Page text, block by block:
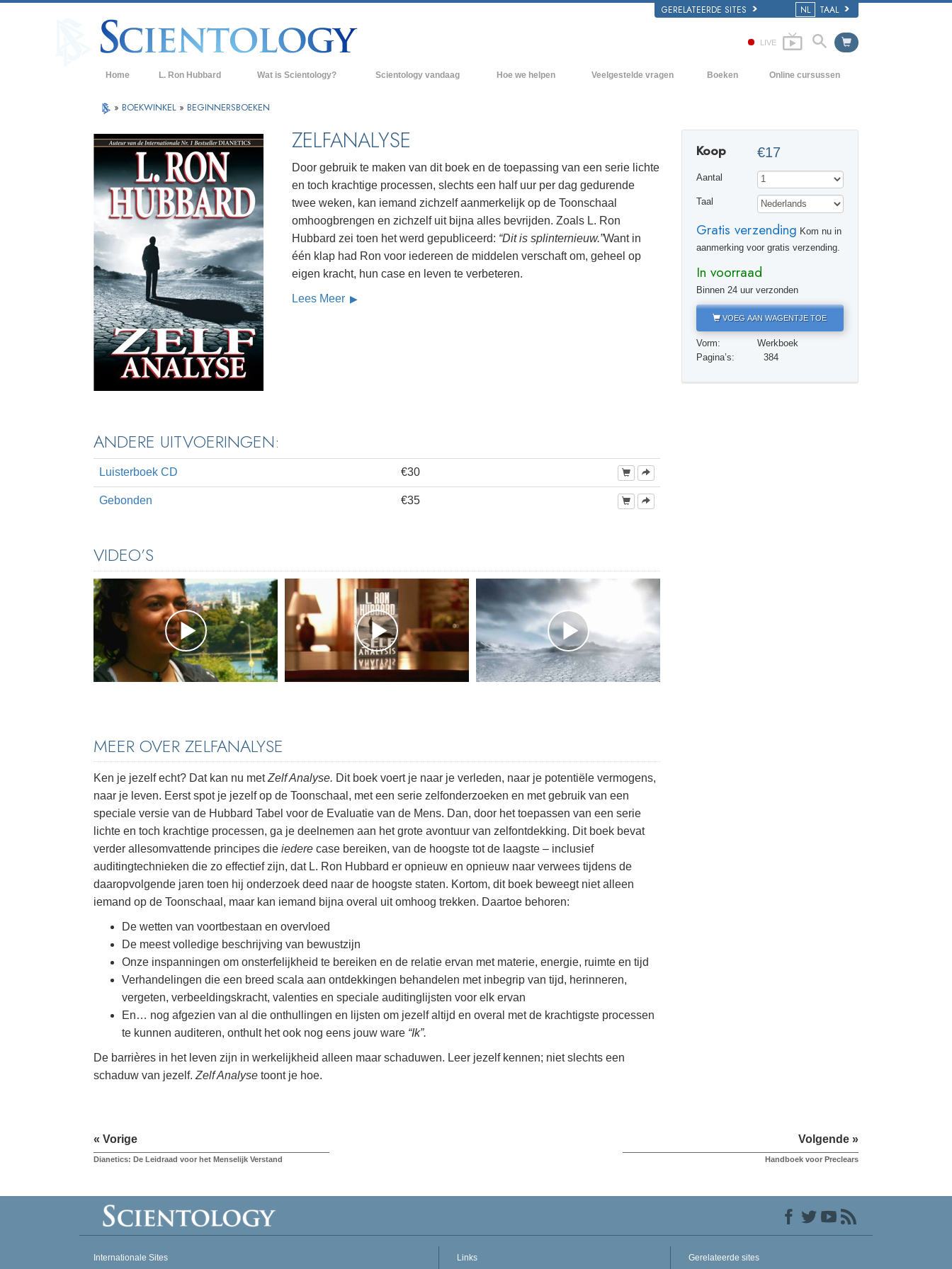
GERELATEERDE SITES NL TAAL
LIVE
Home L. Ron Hubbard Wat is Scientology?
Maak kennis met een scientoloog
Binnen in een Kerk
De Grondbeginselen van Scientology
Een Inleiding tot Dianetics
Liefde en Haat –
Wat is Grootheid?
Scientology vandaag
Flag Land Base
Freewinds
Scientology beschikbaar maken voor de
hele wereld
David Miscavige - Kerkelijk Leider van
Scientology
Hoe we helpen Veelgestelde vragen
De organisatie van Scientology
Boeken
Luisterboeken
Introductielezingen
Films
Online cursussen
De Drijfveren van het Bestaan
De Componenten van Begrip
Oplossingen voor een Gevaarlijke
Integriteit en Eerlijkheid
Het Huwelijk
Oplossingen voor het Drugsprobleem
Kinderen
» BOEKWINKEL » BEGINNERSBOEKEN
ZELFANALYSE
Door gebruik te maken van dit boek en de toepassing van een serie lichte
en toch krachtige processen, slechts een half uur per dag gedurende
twee weken, kan iemand zichzelf aanmerkelijk op de Toonschaal
omhoogbrengen en zichzelf uit bijna alles bevrijden. Zoals L. Ron
Hubbard zei toen het werd gepubliceerd: “Dit is splinternieuw.”Want in
één klap had Ron voor iedereen de middelen verschaft om, geheel op
eigen kracht, hun case en leven te verbeteren.
Lees Meer
Koop €17
Aantal
Taal
Gratis verzending Kom nu in
aanmerking voor gratis verzending.
In voorraad
Binnen 24 uur verzonden
VOEG AAN WAGENTJE TOE
Vorm:
Werkboek
Pagina’s:
384
ANDERE UITVOERINGEN:
Luisterboek CD €30
Gebonden €35
VIDEO’S
MEER OVER ZELFANALYSE
Ken je jezelf echt? Dat kan nu metZelf Analyse. Dit boek voert je naar je verleden, naar je potentiële vermogens,
naar je leven. Eerst spot je jezelf op de Toonschaal, met een serie zelfonderzoeken en met gebruik van een
speciale versie van de Hubbard Tabel voor de Evaluatie van de Mens. Dan, door het toepassen van een serie
lichte en toch krachtige processen, ga je deelnemen aan het grote avontuur van zelfontdekking. Dit boek bevat
verder allesomvattende principes die iedere case bereiken, van de hoogste tot de laagste – inclusief
auditingtechnieken die zo effectief zijn, dat L. Ron Hubbard er opnieuw en opnieuw naar verwees tijdens de
daaropvolgende jaren toen hij onderzoek deed naar de hoogste staten. Kortom, dit boek beweegt niet alleen
iemand op de Toonschaal, maar kan iemand bijna overal uit omhoog trekken. Daartoe behoren:
De wetten van voortbestaan en overvloed
De meest volledige beschrijving van bewustzijn
Onze inspanningen om onsterfelijkheid te bereiken en de relatie ervan met materie, energie, ruimte en tijd
Verhandelingen die een breed scala aan ontdekkingen behandelen met inbegrip van tijd, herinneren,
vergeten, verbeeldingskracht, valenties en speciale auditinglijsten voor elk ervan
En… nog afgezien van al die onthullingen en lijsten om jezelf altijd en overal met de krachtigste processen
te kunnen auditeren, onthult het ook nog eens jouw ware “Ik”.
De barrières in het leven zijn in werkelijkheid alleen maar schaduwen. Leer jezelf kennen; niet slechts een
schaduw van jezelf. Zelf Analyse toont je hoe.
« Vorige
Dianetics: De Leidraad voor het Menselijk Verstand
Volgende »
Handboek voor Preclears
Internationale Sites Links Gerelateerde sites